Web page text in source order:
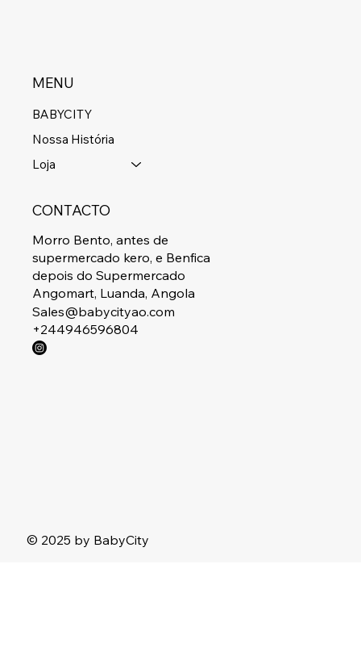
MENU
BABYCITY
Nossa História
Loja
CONTACTO
Morro Bento, antes de
supermercado kero, e Benfica
depois do Supermercado
Angomart, Luanda, Angola
Sales@babycityao.com
+244946596804
© 2025 by BabyCity